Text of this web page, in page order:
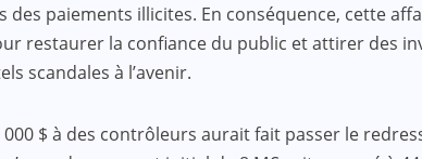
paiements illicites. En conséquence, cette
restaurer la confiance du public et attirer des
scandales à l’avenir.
$ à des contrôleurs aurait fait passer le